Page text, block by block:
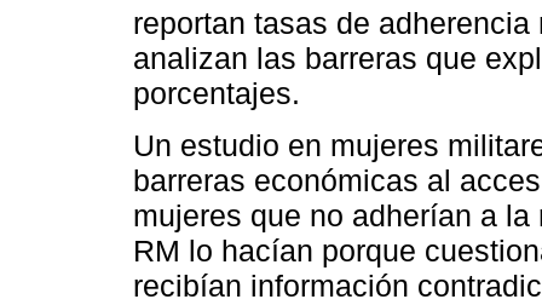
reportan tasas de adherencia
analizan las barreras que
porcentajes.
Un estudio en mujeres
barreras económicas al
mujeres que no adherían a
RM lo hacían porque
recibían información